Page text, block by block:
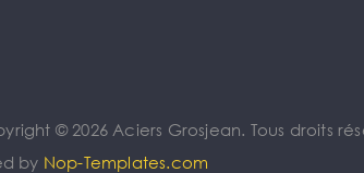
© 2026 Aciers Grosjean. Tous droits
by Nop-Templates.com